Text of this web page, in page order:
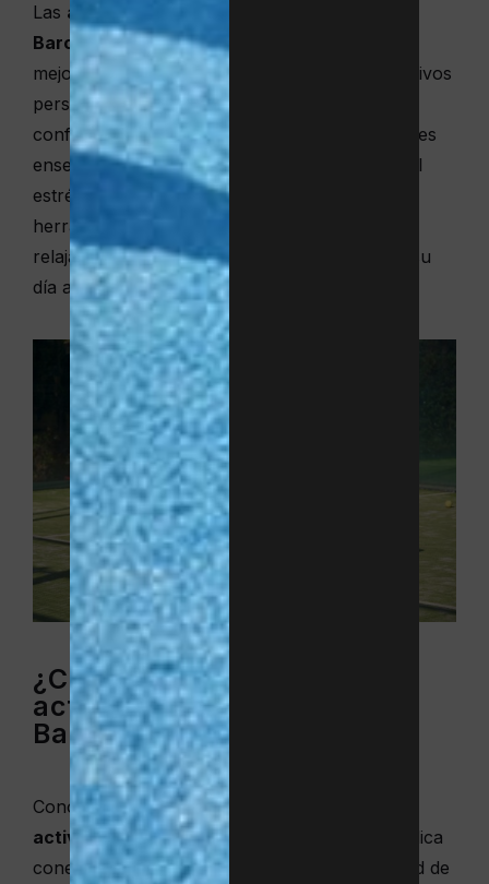
Las actividades deportivas para niños en
Barcelonales ayudan a dominar habilidades,
mejorar sus técnicas en juego y alcanzar objetivos
personales, lo que contribuye a sentir más
confianza y autoestima. Asimismo, el deporte les
enseña a gestionar la frustración y canalizar el
estrés, convirtiéndose en una excelente
herramienta para mejorar el estado de ánimo,
relajarse tras las clases y ganar seguridad en su
día a día.
¿Cómo elegir las mejores
actividades para niños en
Barcelona?
Conoces a tus hijos como nadie. Elegir las
actividades para los niños en Barcelona
implica
conectar con las necesidades y la personalidad de